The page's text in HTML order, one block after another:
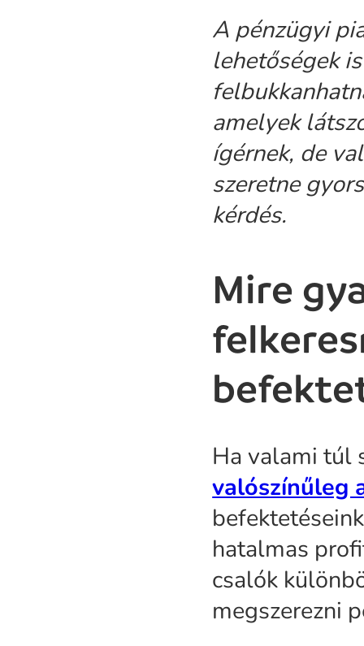
A pénzügyi
lehetőségek
amelyek
ígérnek, de
szeretne
kérdés.
Mire
Ha valami túl
valószínűleg
hatalmas
csalók
megszerezni